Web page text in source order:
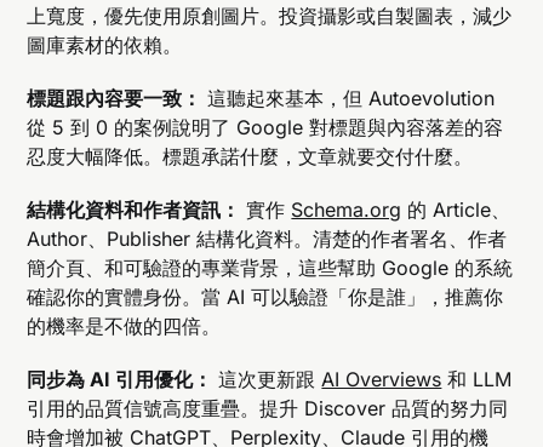
上寬度，優先使用原創圖片。投資攝影或自製圖表，減少
圖庫素材的依賴。
標題跟內容要一致： 這聽起來基本，但 Autoevolution
從 5 到 0 的案例說明了 Google 對標題與內容落差的容
忍度大幅降低。標題承諾什麼，文章就要交付什麼。
結構化資料和作者資訊： 實作 Schema.org 的 Article、
Author、Publisher 結構化資料。清楚的作者署名、作者
簡介頁、和可驗證的專業背景，這些幫助 Google 的系統
確認你的實體身份。當 AI 可以驗證「你是誰」，推薦你
的機率是不做的四倍。
同步為 AI 引用優化： 這次更新跟 AI Overviews 和 LLM
引用的品質信號高度重疊。提升 Discover 品質的努力同
時會增加被 ChatGPT、Perplexity、Claude 引用的機